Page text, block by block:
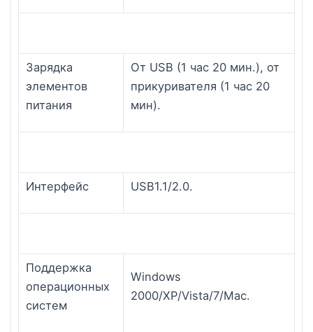
Зарядка
элементов
питания
От USB (1 час 20 мин.), от
прикуривателя (1 час 20
мин).
Интерфейс USB1.1/2.0.
Поддержка
операционных
систем
Windows
2000/XP/Vista/7/Mac.